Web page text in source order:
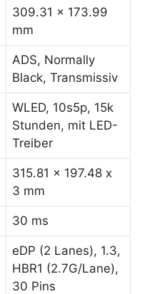
309.31 x 173.99
mm
ADS, Normally
Black, Transmissiv
WLED, 10s5p, 15k
Stunden, mit LED-
Treiber
315.81 x 197.48 x
3 mm
30 ms
eDP (2 Lanes), 1.3,
HBR1 (2.7G/Lane),
30 Pins